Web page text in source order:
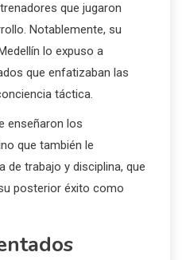
que jugaron
Notablemente, su
lo expuso a
que enfatizaban las
táctica.
enseñaron los
que también le
de trabajo y disciplina, que
posterior éxito como